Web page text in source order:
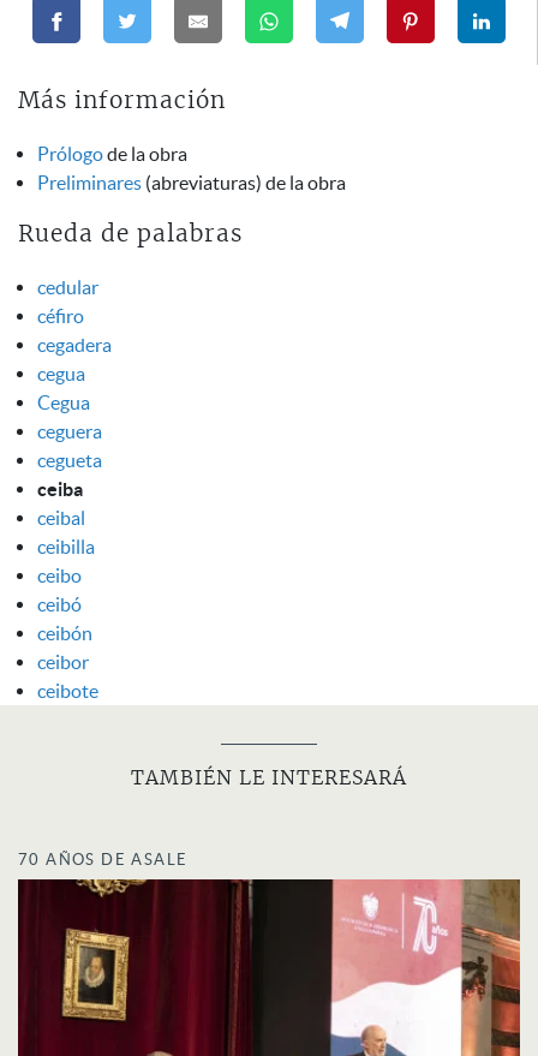
Más información
Prólogode la obra
Preliminares (abreviaturas) de la obra
Rueda de palabras
cedular
céfiro
cegadera
cegua
Cegua
ceguera
cegueta
ceiba
ceibal
ceibilla
ceibo
ceibó
ceibón
ceibor
ceibote
TAMBIÉN LE INTERESARÁ
70 AÑOS DE ASALE